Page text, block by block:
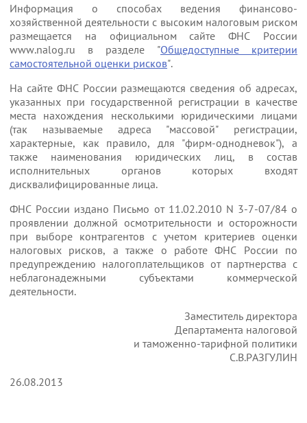
Информация о способах ведения финансово-
хозяйственной деятельности с высоким налоговым риском
размещается на официальном сайте ФНС России
www.nalog.ru в разделе "Общедоступные критерии
самостоятельной оценки рисков".
На сайте ФНС России размещаются сведения об адресах,
указанных при государственной регистрации в качестве
места нахождения несколькими юридическими лицами
(так называемые адреса "массовой" регистрации,
характерные, как правило, для "фирм-однодневок"), а
также наименования юридических лиц, в состав
исполнительных органов которых входят
дисквалифицированные лица.
ФНС России издано Письмо от 11.02.2010 N 3-7-07/84 о
проявлении должной осмотрительности и осторожности
при выборе контрагентов с учетом критериев оценки
налоговых рисков, а также о работе ФНС России по
предупреждению налогоплательщиков от партнерства с
неблагонадежными субъектами коммерческой
деятельности.
Заместитель директора
Департамента налоговой
и таможенно-тарифной политики
С.В.РАЗГУЛИН
26.08.2013